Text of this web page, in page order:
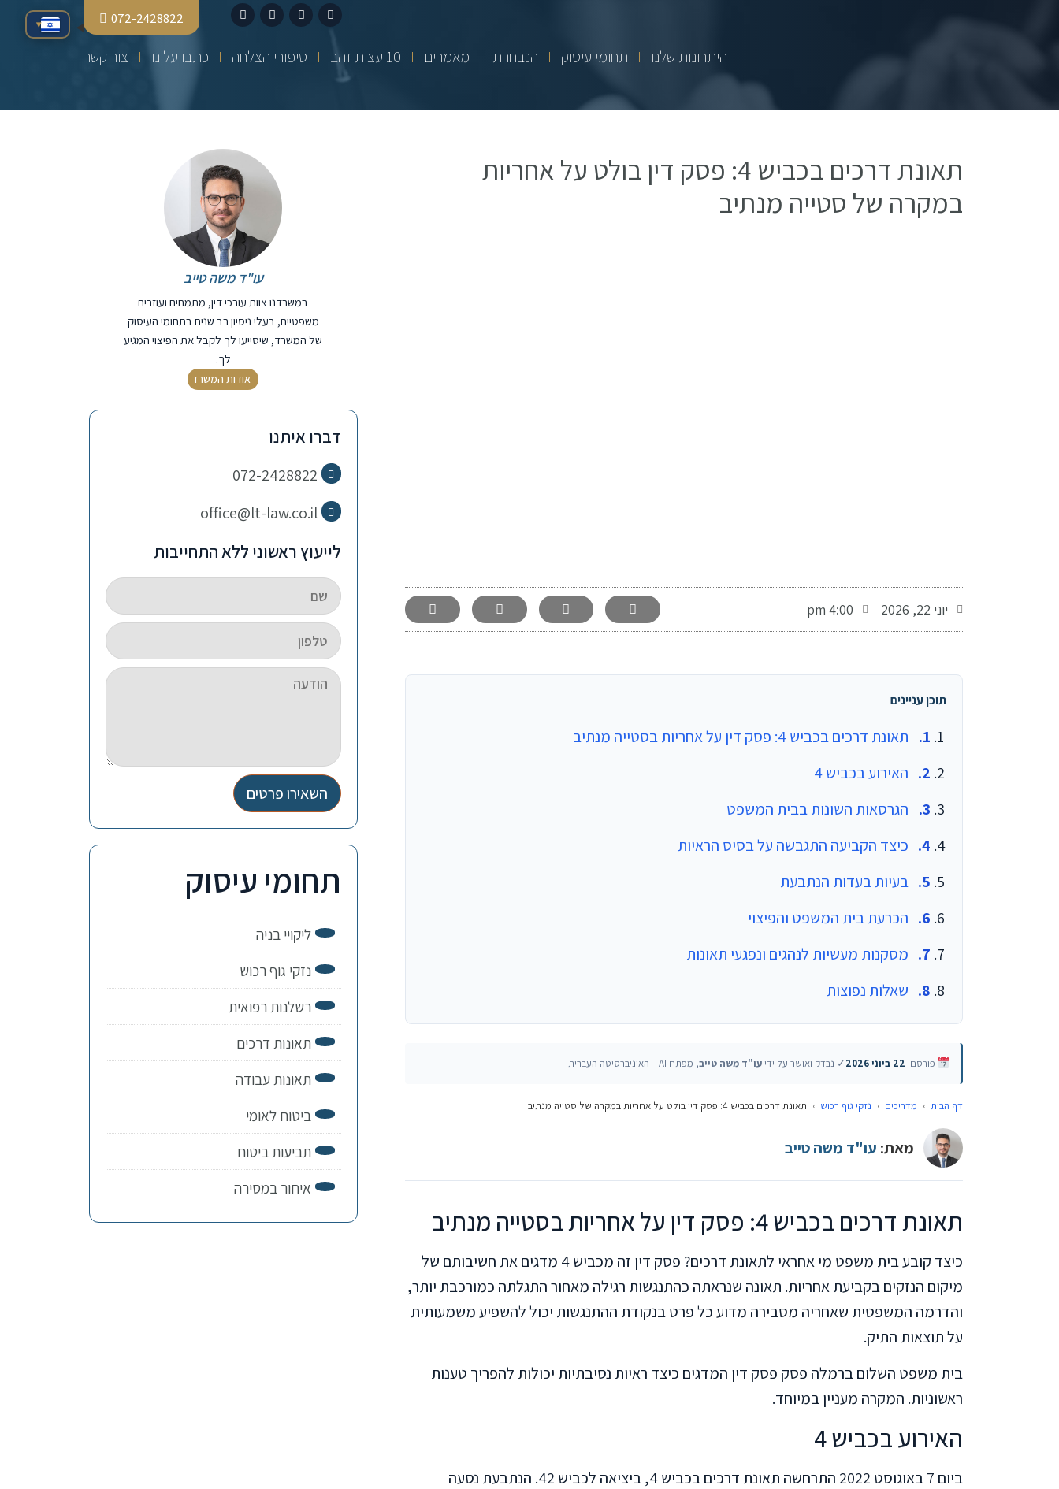
072-2428822
היתרונות שלנו תחומי עיסוק הנבחרת מאמרים 10 עצות זהב סיפורי הצלחה כתבו עלינו צור קשר
תאונת דרכים בכביש 4: פסק דין בולט על אחריות
במקרה של סטייה מנתיב
יוני 22, 2026 4:00 pm
תוכן עניינים
תאונת דרכים בכביש 4: פסק דין על אחריות בסטייה מנתיב
האירוע בכביש 4
הגרסאות השונות בבית המשפט
כיצד הקביעה התגבשה על בסיס הראיות
בעיות בעדות הנתבעת
הכרעת בית המשפט והפיצוי
מסקנות מעשיות לנהגים ונפגעי תאונות
שאלות נפוצות
פורסם: 22 ביוני 2026 ✓ נבדק ואושר על ידי עו"ד משה טייב, מפתח AI – האוניברסיטה העברית
דף הבית › מדריכים › נזקי גוף רכוש › תאונת דרכים בכביש 4: פסק דין בולט על אחריות במקרה של סטייה מנתיב
מאת: עו"ד משה טייב
תאונת דרכים בכביש 4: פסק דין על אחריות בסטייה מנתיב
כיצד קובע בית משפט מי אחראי לתאונת דרכים? פסק דין זה מכביש 4 מדגים את חשיבותם של
מיקום הנזקים בקביעת אחריות. תאונה שנראתה כהתנגשות רגילה מאחור התגלתה כמורכבת יותר,
והדרמה המשפטית שאחריה מסבירה מדוע כל פרט בנקודת ההתנגשות יכול להשפיע משמעותית
על תוצאות התיק.
בית משפט השלום ברמלה פסק פסק דין המדגים כיצד ראיות נסיבתיות יכולות להפריך טענות
ראשוניות. המקרה מעניין במיוחד.
האירוע בכביש 4
ביום 7 באוגוסט 2022 התרחשה תאונת דרכים בכביש 4, ביציאה לכביש 42. הנתבעת נסעה
עו"ד משה טייב
במשרדנו צוות עורכי דין, מתמחים ועוזרים
משפטיים, בעלי ניסיון רב שנים בתחומי העיסוק
של המשרד, שיסייעו לך לקבל את הפיצוי המגיע
לך.
אודות המשרד
דברו איתנו
072-2428822
office@lt-law.co.il
לייעוץ ראשוני ללא התחייבות
השאירו פרטים
תחומי עיסוק
ליקויי בניה
נזקי גוף רכוש
רשלנות רפואית
תאונות דרכים
תאונות עבודה
ביטוח לאומי
תביעות ביטוח
איחור במסירה
▾